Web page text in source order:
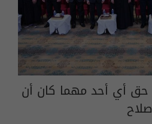
حق أي أحد مهما كان أن